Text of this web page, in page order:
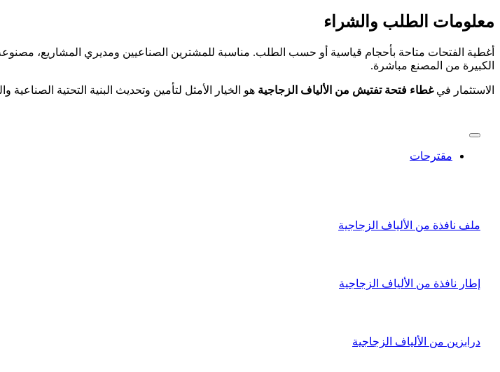
معلومات الطلب والشراء
الكبيرة من المصنع مباشرة.
الاستثمار فيغطاء فتحة تفتيش من الألياف الزجاجية هو الخيار الأمثل لتأمين وتحديث البنية التحتية الصناعية
مقترحات
ملف نافذة من الألياف الزجاجية
إطار نافذة من الألياف الزجاجية
درابزين من الألياف الزجاجية